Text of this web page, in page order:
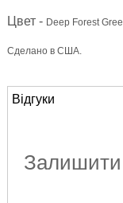
Цвет - Deep Forest
Сделано в США.
Відгуки
Залишити